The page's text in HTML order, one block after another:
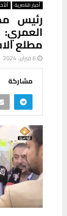
أخبار الناصرية
رئيس
مطلع
6 فبراير، 2024
مشاركة